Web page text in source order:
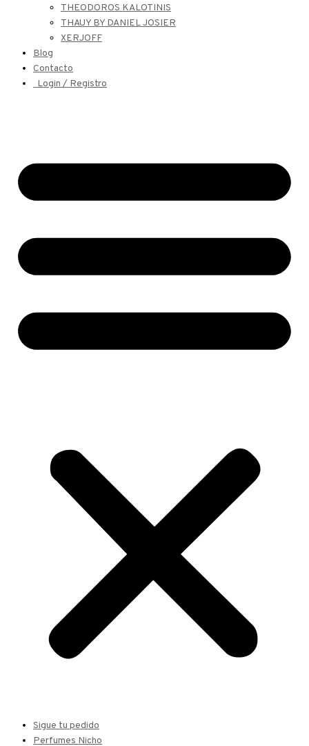
THEODOROS KALOTINIS
THAUY BY DANIEL JOSIER
XERJOFF
Blog
Contacto
Login / Registro
Sigue tu pedido
Perfumes Nicho